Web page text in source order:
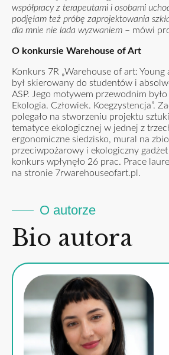
współpracy z terapeutami i osobami
podjęłam też próbę zaprojektowania
dla mnie nie lada wyzwaniem – mówi
O konkursie Warehouse of Art
Konkurs 7R „Warehouse of art:
był skierowany do studentów i
ASP. Jego motywem przewodnim było
Ekologia. Człowiek. Koegzystencja”.
polegało na stworzeniu projektu
tematyce ekologicznej w jednej z
ergonomiczne siedzisko, mural na
przeciwpożarowy i ekologiczny
konkurs wpłynęło 26 prac. Prace
na stronie 7rwarehouseofart.pl .
O autorze
Bio autora